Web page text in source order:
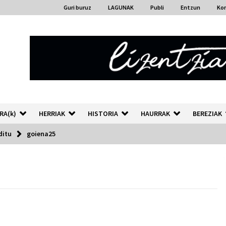
Guri buruz LAGUNAK Publi Entzun
HERRIAK HISTORIA HAURRAK BEREZIAK
goiena25